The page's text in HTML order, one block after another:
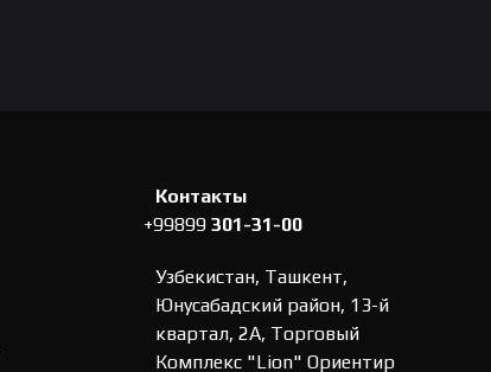
Контакты
+99899 301-31-00
Узбекистан, Ташкент,
Юнусабадский район, 13-й
квартал, 2А, Торговый
Комплекс "Lion" Ориентир